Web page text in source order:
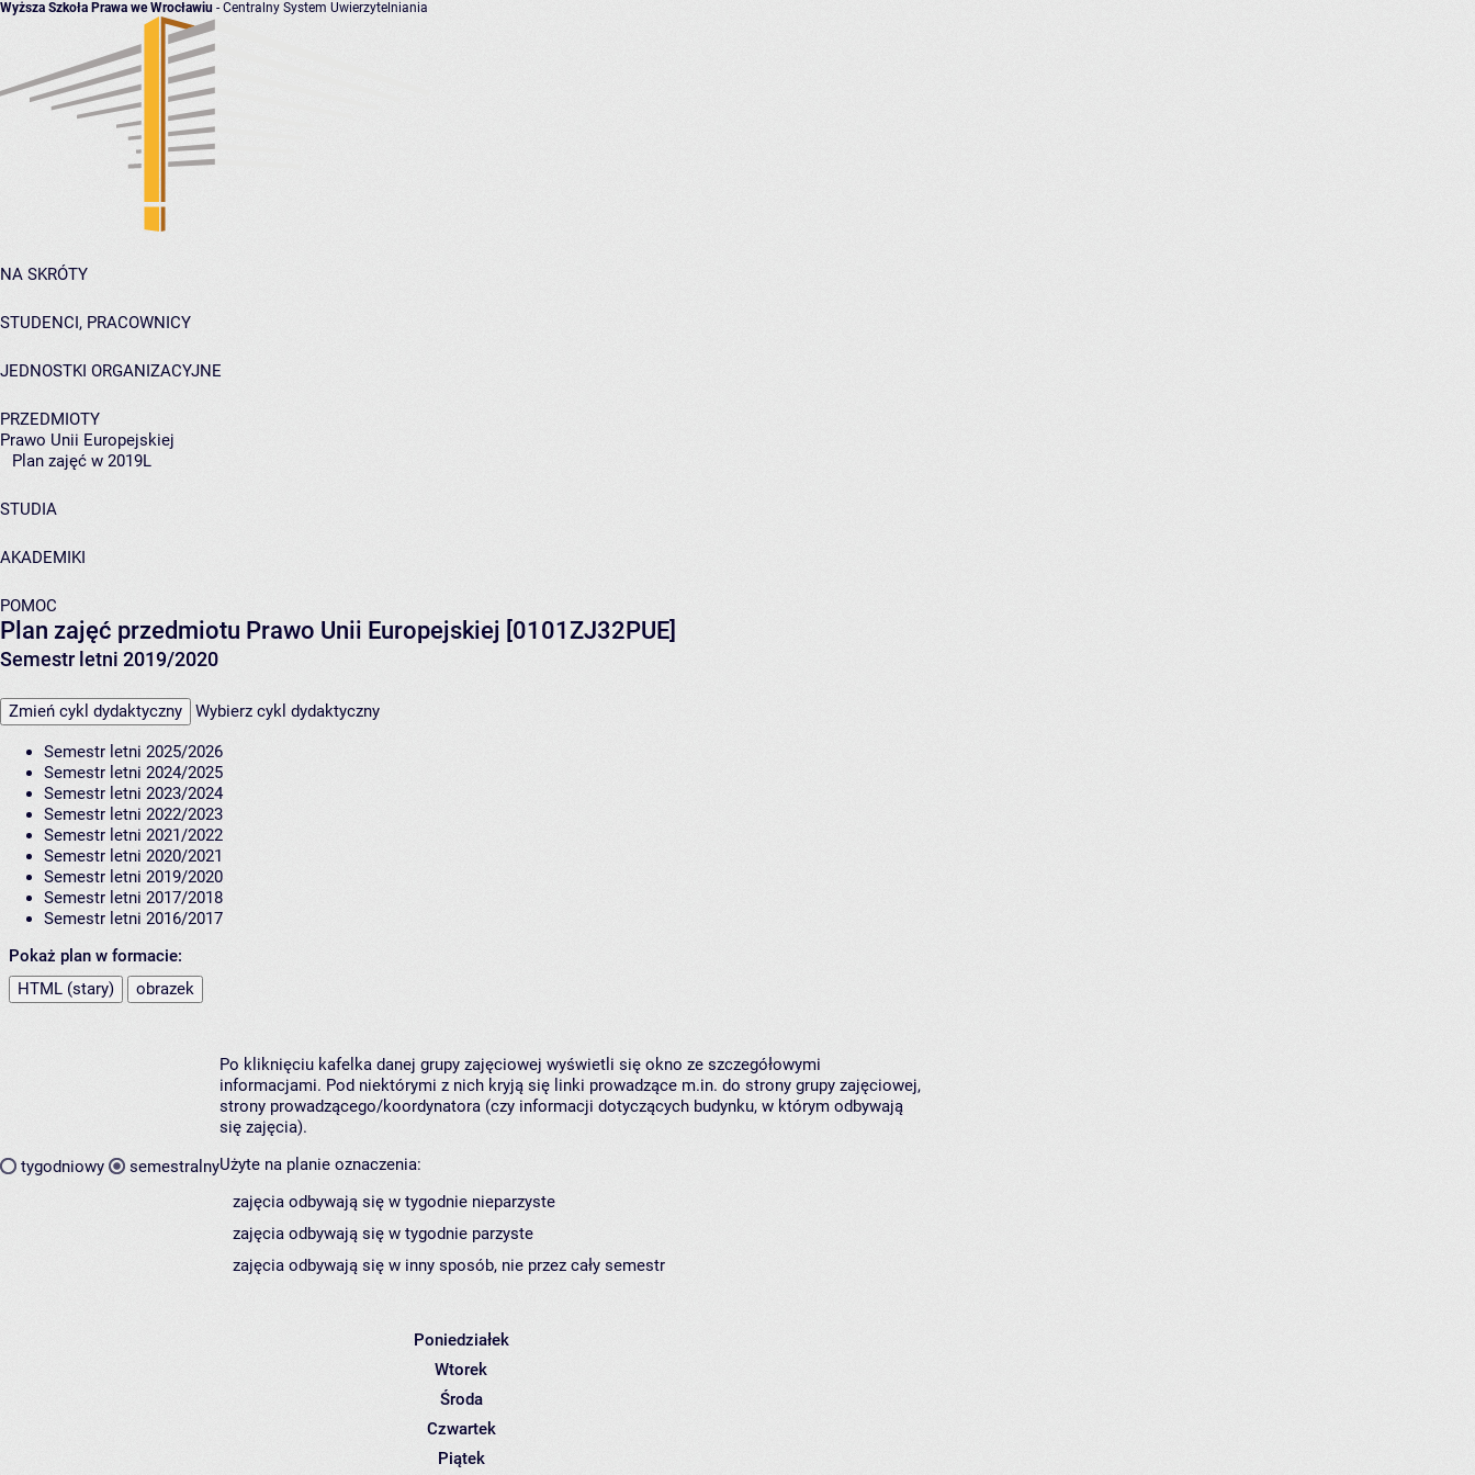
Wyższa Szkoła Prawa we Wrocławiu - Centralny System Uwierzytelniania
NA SKRÓTY
STUDENCI, PRACOWNICY
JEDNOSTKI ORGANIZACYJNE
PRZEDMIOTY
Prawo Unii Europejskiej
Plan zajęć w 2019L
STUDIA
AKADEMIKI
POMOC
Plan zajęć przedmiotu Prawo Unii Europejskiej [0101ZJ32PUE]
Semestr letni 2019/2020
Zmień cykl dydaktyczny Wybierz cykl dydaktyczny
Semestr letni 2025/2026
Semestr letni 2024/2025
Semestr letni 2023/2024
Semestr letni 2022/2023
Semestr letni 2021/2022
Semestr letni 2020/2021
Semestr letni 2019/2020
Semestr letni 2017/2018
Semestr letni 2016/2017
Pokaż plan w formacie:
HTML (stary)
obrazek
tygodniowy semestralny
Po kliknięciu kafelka danej grupy zajęciowej wyświetli się okno ze szczegółowymi
informacjami. Pod niektórymi z nich kryją się linki prowadzące m.in. do strony grupy zajęciowej,
strony prowadzącego/koordynatora (czy informacji dotyczących budynku, w którym odbywają
się zajęcia).
Użyte na planie oznaczenia:
zajęcia odbywają się w tygodnie nieparzyste
zajęcia odbywają się w tygodnie parzyste
zajęcia odbywają się w inny sposób, nie przez cały semestr
Poniedziałek
Wtorek
Środa
Czwartek
Piątek